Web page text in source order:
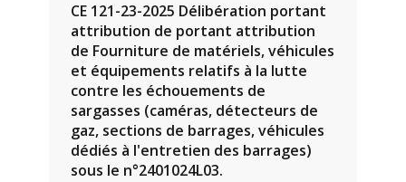
CE 121-23-2025 Délibération portant
attribution de portant attribution
de Fourniture de matériels, véhicules
et équipements relatifs à la lutte
contre les échouements de
sargasses (caméras, détecteurs de
gaz, sections de barrages, véhicules
dédiés à l'entretien des barrages)
sous le n°2401024L03.